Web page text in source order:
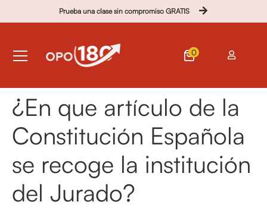
Prueba una clase sin compromiso GRATIS
0
¿En que artículo de la
Constitución Española
se recoge la institución
del Jurado?